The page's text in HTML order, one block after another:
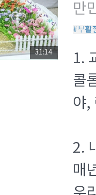
31:14
만
#부활
1.
콜
야,
2.
매